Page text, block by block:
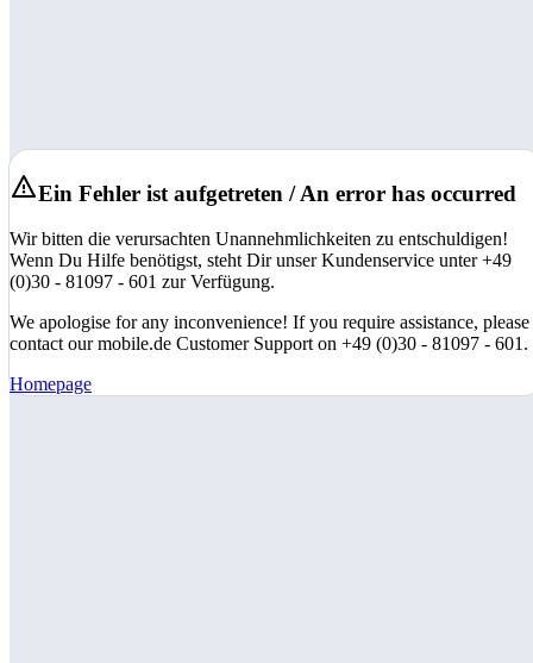
Ein Fehler ist aufgetreten / An error has occurred
Wir bitten die verursachten Unannehmlichkeiten zu entschuldigen!
Wenn Du Hilfe benötigst, steht Dir unser Kundenservice unter +49
(0)30 - 81097 - 601 zur Verfügung.
We apologise for any inconvenience! If you require assistance, please
contact our mobile.de Customer Support on +49 (0)30 - 81097 - 601.
Homepage